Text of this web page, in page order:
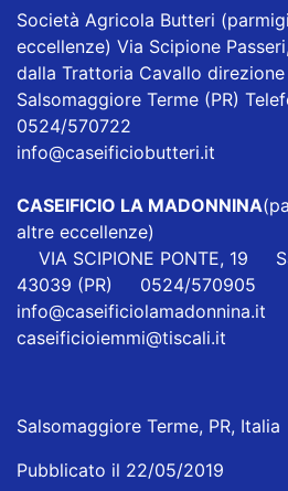
Società Agricola Butteri
eccellenze) Via Scipione
dalla Trattoria Cavallo
Salsomaggiore Terme (PR)
0524/570722
info@caseificiobutteri.it
CASEIFICIO LA MADONNINA
altre eccellenze)
VIA SCIPIONE PONTE, 19
43039 (PR) 0524/570905
info@caseificiolamadonnina.it
caseificioiemmi@tiscali.it
Salsomaggiore Terme, PR, Italia
Pubblicato il 22/05/2019